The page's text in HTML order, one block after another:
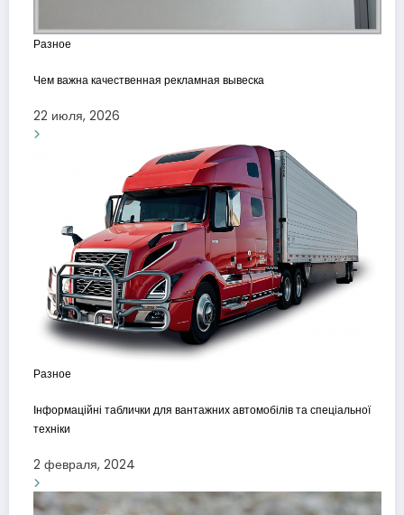
Разное
Чем важна качественная рекламная вывеска
22 июля, 2026
Разное
Інформаційні таблички для вантажних автомобілів та спеціальної
техніки
2 февраля, 2024